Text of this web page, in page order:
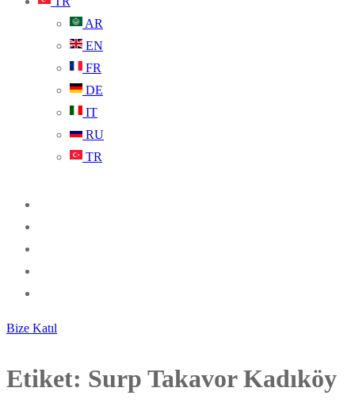
AR
EN
FR
DE
IT
RU
TR
Bize Katıl
Etiket: Surp Takavor Kadıköy